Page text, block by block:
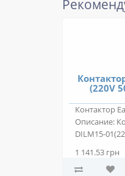
(220V
Контактор
Описание:
DILM15-
1 141.53 грн